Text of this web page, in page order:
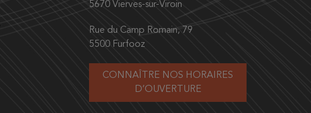
5670 Vierves-sur-Viroin
Rue du Camp Romain, 79
5500 Furfooz
CONNAÎTRE NOS HORAIRES
D’OUVERTURE